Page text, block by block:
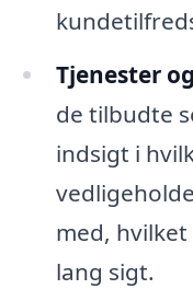
Tjenester
de tilbudte
indsigt i
med,
lang sigt.